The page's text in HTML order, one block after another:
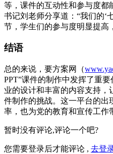
等，课件的互动性和参与度都
书记刘老师分享道：“我们的‘
节，学生们的参与度明显提高
结语
总的来说，要方案网（
PPT”课件的制作中发挥了重
业的设计和丰富的内容支持
件制作的挑战。这一平台的出
率，也为党的教育和宣传工作
暂时没有评论,评论一个吧?
您需要登录后才能评论 , 去登